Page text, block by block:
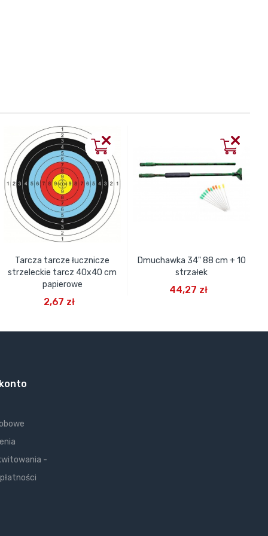
Tarcza tarcze łucznicze
strzeleckie tarcz 40x40 cm
papierowe
2,67 zł
Dmuchawka 34" 88 cm + 10
strzałek
44,27 zł
-